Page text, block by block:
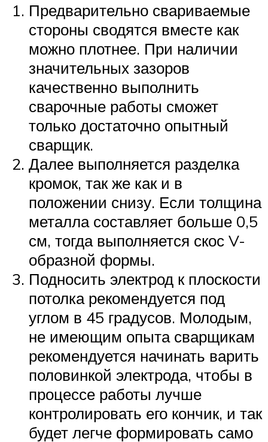
Предварительно свариваемые
стороны сводятся вместе как
можно плотнее. При наличии
значительных зазоров
качественно выполнить
сварочные работы сможет
только достаточно опытный
сварщик.
Далее выполняется разделка
кромок, так же как и в
положении снизу. Если толщина
металла составляет больше 0,5
см, тогда выполняется скос V-
образной формы.
Подносить электрод к плоскости
потолка рекомендуется под
углом в 45 градусов. Молодым,
не имеющим опыта сварщикам
рекомендуется начинать варить
половинкой электрода, чтобы в
процессе работы лучше
контролировать его кончик, и так
будет легче формировать само